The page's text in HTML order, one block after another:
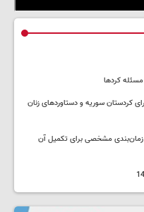
مسئله کردها
کردستان سوریه و دستاوردهای زنان
زمان‌بندی مشخصی برای تکمیل آن